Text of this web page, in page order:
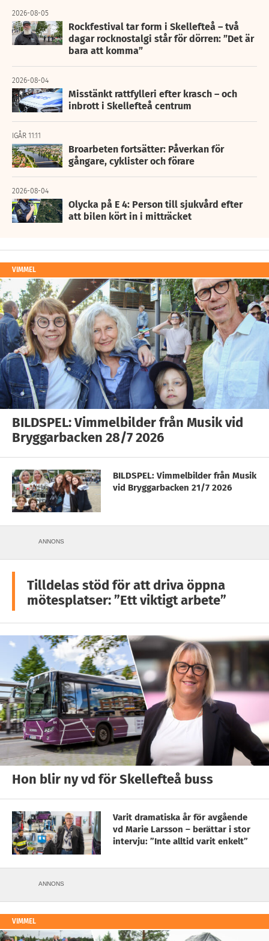
2026-08-05
Rockfestival tar form i Skellefteå – två
dagar rocknostalgi står för dörren: ”Det är
bara att komma”
2026-08-04
Misstänkt rattfylleri efter krasch – och
inbrott i Skellefteå centrum
IGÅR 11:11
Broarbeten fortsätter: Påverkan för
gångare, cyklister och förare
2026-08-04
Olycka på E 4: Person till sjukvård efter
att bilen kört in i mitträcket
VIMMEL
BILDSPEL: Vimmelbilder från Musik vid
Bryggarbacken 28/7 2026
BILDSPEL: Vimmelbilder från Musik
vid Bryggarbacken 21/7 2026
ANNONS
Tilldelas stöd för att driva öppna
mötesplatser: ”Ett viktigt arbete”
Hon blir ny vd för Skellefteå buss
Varit dramatiska år för avgående
vd Marie Larsson – berättar i stor
intervju: ”Inte alltid varit enkelt”
ANNONS
VIMMEL